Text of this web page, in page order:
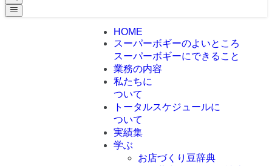
HOME
スーパーボギーのよいところ
スーパーボギーにできること
業務の内容
私たちに
ついて
トータルスケジュールに
ついて
実績集
学ぶ
お店づくり豆辞典